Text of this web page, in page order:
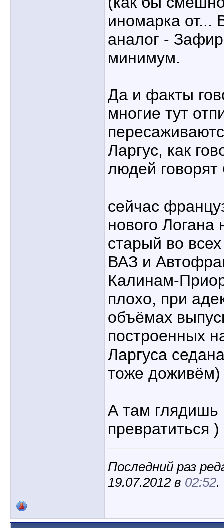
иномарка
аналог -
минимум.
Да и факты
многие тут
Ларгус, как
людей
сейчас
нового
старый во
ВАЗ и
Калинам-
плохо, при
объёмах
построенных
Ларгуса
тоже доживём)
А там глядишь
превратиться )
Последний раз
19.07.2012 в 02:52.